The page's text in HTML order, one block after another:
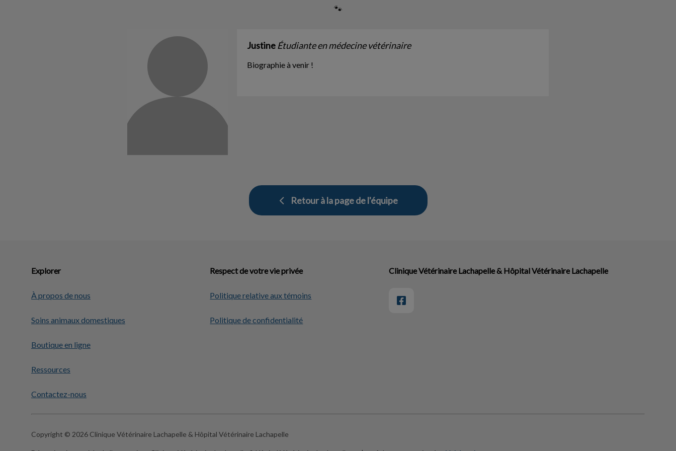
🐾
Justine Étudiante en médecine vétérinaire
Biographie à venir !
Retour à la page de l'équipe
Explorer
À propos de nous
Soins animaux domestiques
Boutique en ligne
Ressources
Contactez-nous
Respect de votre vie privée
Politique relative aux témoins
Politique de confidentialité
Clinique Vétérinaire Lachapelle & Hôpital Vétérinaire Lachapelle
Copyright © 2026 Clinique Vétérinaire Lachapelle & Hôpital Vétérinaire Lachapelle